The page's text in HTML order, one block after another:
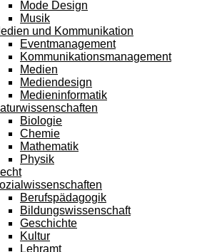
Mode Design
Musik
und Kommunikation
Eventmanagement
Kommunikationsmanagement
Medien
Mediendesign
Medieninformatik
Biologie
Chemie
Mathematik
Physik
Berufspädagogik
Bildungswissenschaft
Geschichte
Kultur
Lehramt